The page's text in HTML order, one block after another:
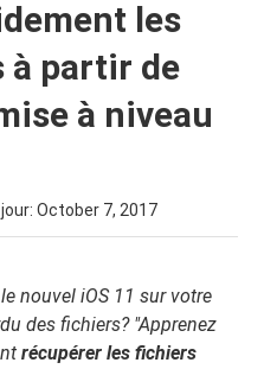
les
à partir de
à niveau
jour:October 7, 2017
nouvel iOS 11 sur votre
des fichiers? "Apprenez
récupérer les fichiers